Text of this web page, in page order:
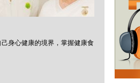
身心健康的境界，掌握健康食